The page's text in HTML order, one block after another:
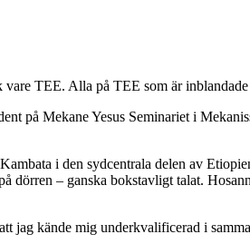
vare TEE. Alla på TEE som är
i den sydcentrala delen av
dörren – ganska bokstavligt talat.
jag kände mig underkvalificerad i